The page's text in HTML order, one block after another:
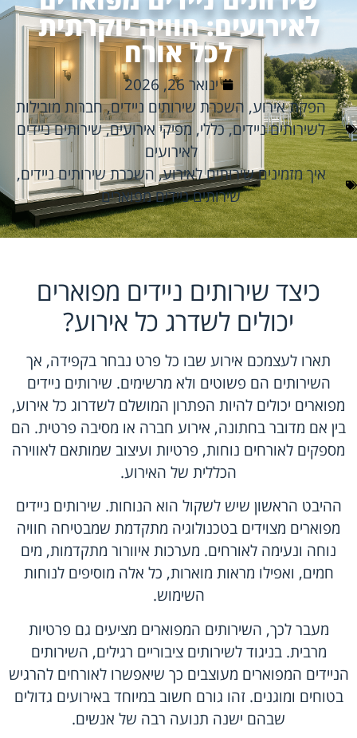
לאירועים: חוויה יוקרתית
לכל אורח
ינואר 26, 2026
הפקת אירוע, השכרת שירותים ניידים,חברות מובילות
לשירותים ניידים,כללי, מפיקי אירועים,שירותים ניידים
לאירועים
איך מזמינים שירותים לאירוע, השכרת שירותים ניידים,
שירותים ניידים מפוארים
כיצד שירותים ניידים מפוארים
יכולים לשדרג כל אירוע?
תארו לעצמכם אירוע שבו כל פרט נבחר בקפידה, אך
השירותים הם פשוטים ולא מרשימים. שירותים ניידים
מפוארים יכולים להיות הפתרון המושלם לשדרוג כל אירוע,
בין אם מדובר בחתונה, אירוע חברה או מסיבה פרטית. הם
מספקים לאורחים נוחות, פרטיות ועיצוב שמותאם לאווירה
הכללית של האירוע.
ההיבט הראשון שיש לשקול הוא הנוחות. שירותים ניידים
מפוארים מצוידים בטכנולוגיה מתקדמת שמבטיחה חוויה
נוחה ונעימה לאורחים. מערכות איוורור מתקדמות, מים
חמים, ואפילו מראות מוארות, כל אלה מוסיפים לנוחות
השימוש.
מעבר לכך, השירותים המפוארים מציעים גם פרטיות
מרבית. בניגוד לשירותים ציבוריים רגילים, השירותים
הניידים המפוארים מעוצבים כך שיאפשרו לאורחים להרגיש
בטוחים ומוגנים. זהו גורם חשוב במיוחד באירועים גדולים
שבהם ישנה תנועה רבה של אנשים.